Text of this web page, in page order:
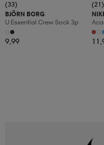
(33)
BJÖRN BORG
U Essential Crew Sock 3p
9,99
(21)